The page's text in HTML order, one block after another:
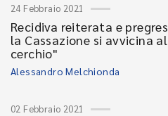
24 Febbraio 2021
Recidiva reiterata e
la Cassazione si avvicina
cerchio"
Alessandro Melchionda
02 Febbraio 2021